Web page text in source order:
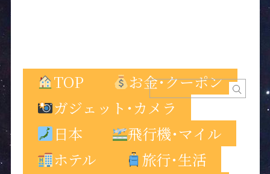
TOP
お金･クーポン
ガジェット･カメラ
日本
飛行機･マイル
ホテル
旅行･生活